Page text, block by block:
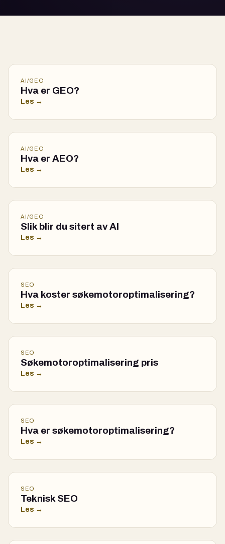
AI/GEO
Hva er GEO?
Les →
AI/GEO
Hva er AEO?
Les →
AI/GEO
Slik blir du sitert av AI
Les →
SEO
Hva koster søkemotoroptimalisering?
Les →
SEO
Søkemotoroptimalisering pris
Les →
SEO
Hva er søkemotoroptimalisering?
Les →
SEO
Teknisk SEO
Les →